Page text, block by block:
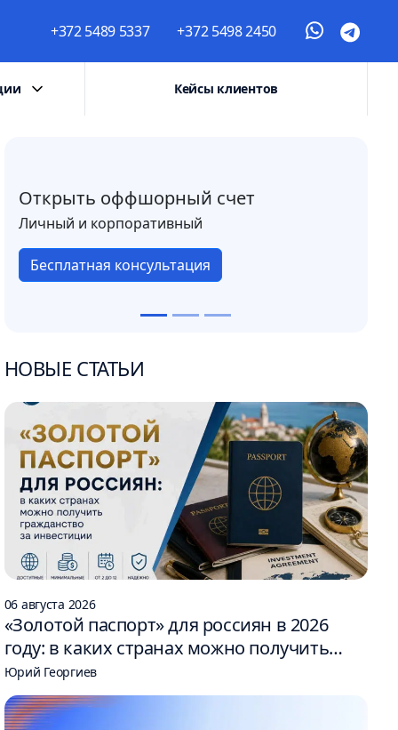
+372 5489 5337 +372 5498 2450
Кейсы клиентов
Открыть оффшорный счет
Личный и корпоративный
Бесплатная консультация
НОВЫЕ СТАТЬИ
06 августа 2026
«Золотой паспорт» для россиян в 2026
году: в каких странах можно получить
гражданство за инвестиции
Юрий Георгиев